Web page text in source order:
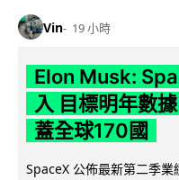
Vin 19 小時
Elon Musk:
入 目標明年數
蓋全球170國
SpaceX 公佈最新第二季